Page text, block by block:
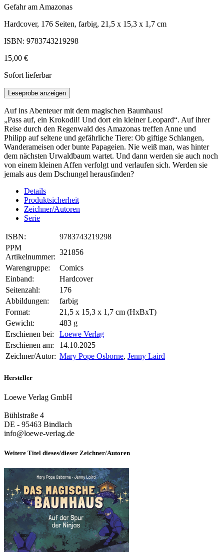
Gefahr am Amazonas
Hardcover, 176 Seiten, farbig, 21,5 x 15,3 x 1,7 cm
ISBN: 9783743219298
15,00 €
Sofort lieferbar
Leseprobe anzeigen
Auf ins Abenteuer mit dem magischen Baumhaus!
„Pass auf, ein Krokodil! Und dort ein kleiner Leopard“. Auf ihrer
Reise durch den Regenwald des Amazonas treffen Anne und
Philipp auf seltene und gefährliche Tiere: Ob giftige Schlangen,
Wanderameisen oder bunte Papageien. Nie weiß man, was hinter
dem nächsten Urwaldbaum wartet. Und dann werden sie auch noch
von einem kleinen Affen verfolgt und verlaufen sich. Werden sie
jemals aus dem Dschungel herausfinden?
Details
Produktsicherheit
Zeichner/Autoren
Serie
ISBN:
9783743219298
PPM
Artikelnummer:
321856
Warengruppe:
Comics
Einband:
Hardcover
Seitenzahl:
176
Abbildungen:
farbig
Format:
21,5 x 15,3 x 1,7 cm (HxBxT)
Gewicht:
483 g
Erschienen bei:
Loewe Verlag
Erschienen am:
14.10.2025
Zeichner/Autor: Mary Pope Osborne, Jenny Laird
Hersteller
Loewe Verlag GmbH
Bühlstraße 4
DE - 95463 Bindlach
info@loewe-verlag.de
Weitere Titel dieses/dieser Zeichner/Autoren